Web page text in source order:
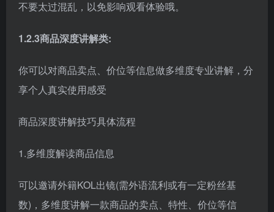
不要太过混乱，以免影响观看体验哦。
1.2.3商品深度讲解类:
你可以对商品卖点、价位等信息做多维度专业讲解，分
享个人真实使用感受
商品深度讲解技巧具体流程
1.多维度解读商品信息
可以邀请外籍KOL出镜(需外语流利或有一定粉丝基
数)，多维度讲解一款商品的卖点、特性、价位等信